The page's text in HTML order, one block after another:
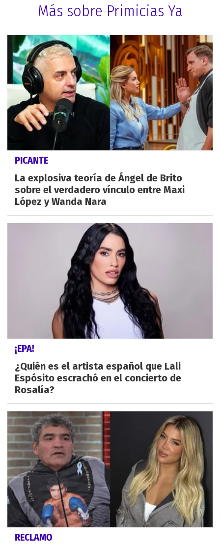
Más sobre Primicias Ya
PICANTE
La explosiva teoría de Ángel de Brito
sobre el verdadero vínculo entre Maxi
López y Wanda Nara
¡EPA!
¿Quién es el artista español que Lali
Espósito escrachó en el concierto de
Rosalía?
RECLAMO